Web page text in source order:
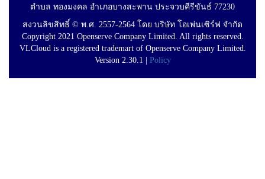
ตำบล ทองมงคล อำเภอบางสะพาน ประจวบคีรีขันธ์ 77230
สงวนลิขสิทธิ์ © พ.ศ. 2557-2564 โดย บริษัท โอเพ่นเซิร์ฟ จำกัด
Copyright 2021 Openserve Company Limited. All rights reserved.
VLCloud is a registered trademart of Openserve Company Limited.
Version 2.30.1 | Policy